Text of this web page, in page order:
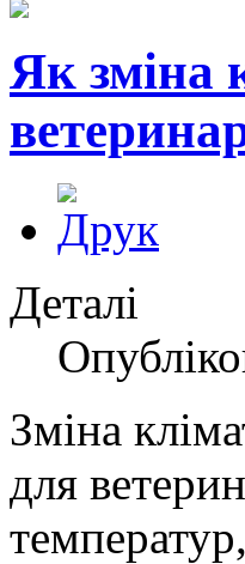
Як зміна
Деталі
Зміна
для